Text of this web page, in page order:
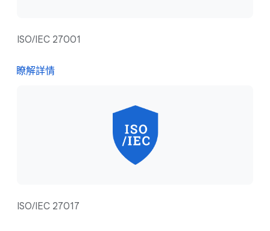
ISO/IEC 27001
瞭解詳情
ISO/IEC 27017